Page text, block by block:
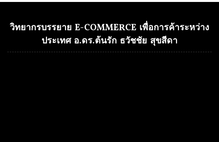
วิทยากรบรรยาย E-COMMERCE เพื่อการค้าระหว่าง
ประเทศ อ.ดร.ต้นรัก ธวัชชัย สุขสีดา